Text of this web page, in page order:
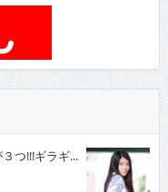
つ!!!ギラギ...